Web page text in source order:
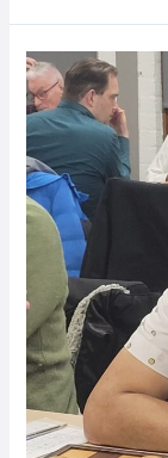
op
ledenvergadering